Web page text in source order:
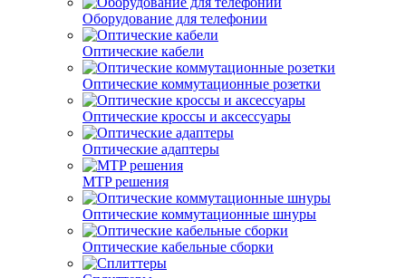
Оборудование для телефонии
Оптические кабели
Оптические коммутационные розетки
Оптические кроссы и аксессуары
Оптические адаптеры
MTP решения
Оптические коммутационные шнуры
Оптические кабельные сборки